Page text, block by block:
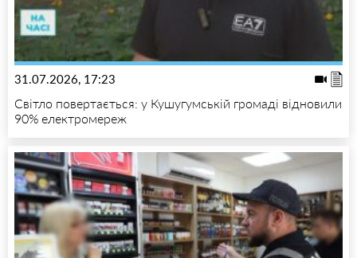
31.07.2026, 17:23
Світло повертається: у Кушугумській громаді відновили
90% електромереж